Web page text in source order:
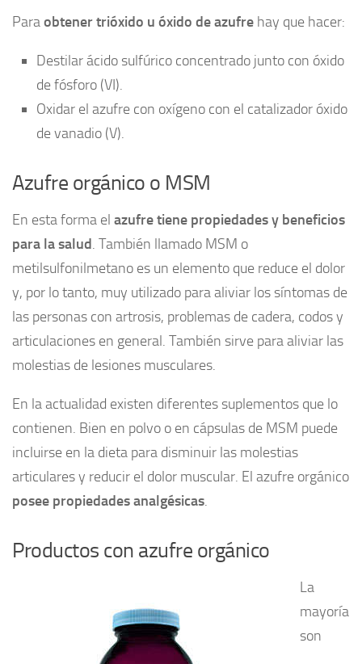
Paraobtener trióxido u óxido de azufre hay que hacer:
Destilar ácido sulfúrico concentrado junto con óxido
de fósforo (VI).
Oxidar el azufre con oxígeno con el catalizador óxido
de vanadio (V).
Azufre orgánico o MSM
En esta forma el azufre tiene propiedades y beneficios
para la salud. También llamado MSM o
metilsulfonilmetano es un elemento que reduce el dolor
y, por lo tanto, muy utilizado para aliviar los síntomas de
las personas con artrosis, problemas de cadera, codos y
articulaciones en general. También sirve para aliviar las
molestias de lesiones musculares.
En la actualidad existen diferentes suplementos que lo
contienen. Bien en polvo o en cápsulas de MSM puede
incluirse en la dieta para disminuir las molestias
articulares y reducir el dolor muscular. El azufre orgánico
posee propiedades analgésicas.
Productos con azufre orgánico
La
mayoría
son